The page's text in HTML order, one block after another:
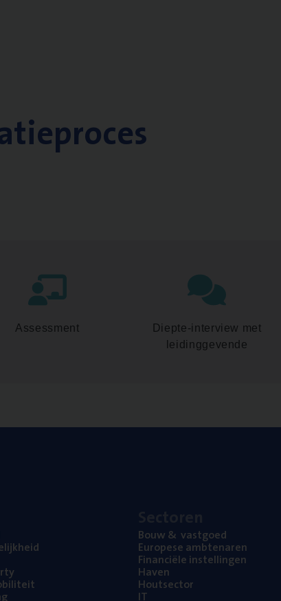
Assessment
Diepte-interview met
leidinggevende
Bouw& vastgoed
Euro­pe­se ambtenaren
Finan­ci­ë­le instellingen
Haven
Hout­sec­tor
IT